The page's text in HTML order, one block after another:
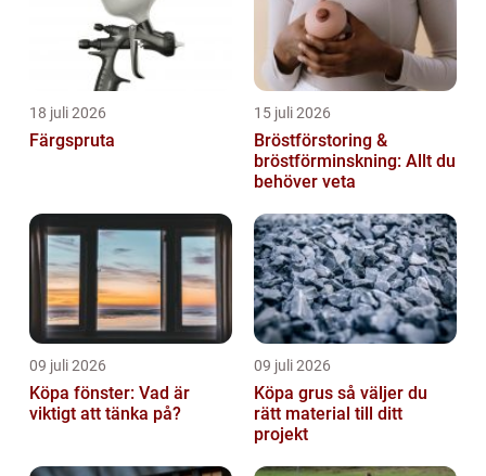
18 juli 2026
Färgspruta
15 juli 2026
Bröstförstoring &
bröstförminskning: Allt du
behöver veta
09 juli 2026
Köpa fönster: Vad är
viktigt att tänka på?
09 juli 2026
Köpa grus så väljer du
rätt material till ditt
projekt